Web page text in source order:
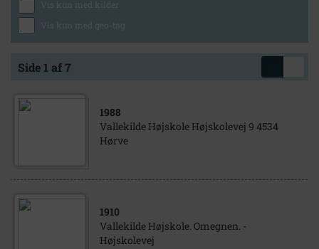
Vis kun med kilder
Vis kun med geo-tag
Side 1 af 7
1988
Vallekilde Højskole Højskolevej 9 4534
Hørve
1910
Vallekilde Højskole. Omegnen. -
Højskolevej